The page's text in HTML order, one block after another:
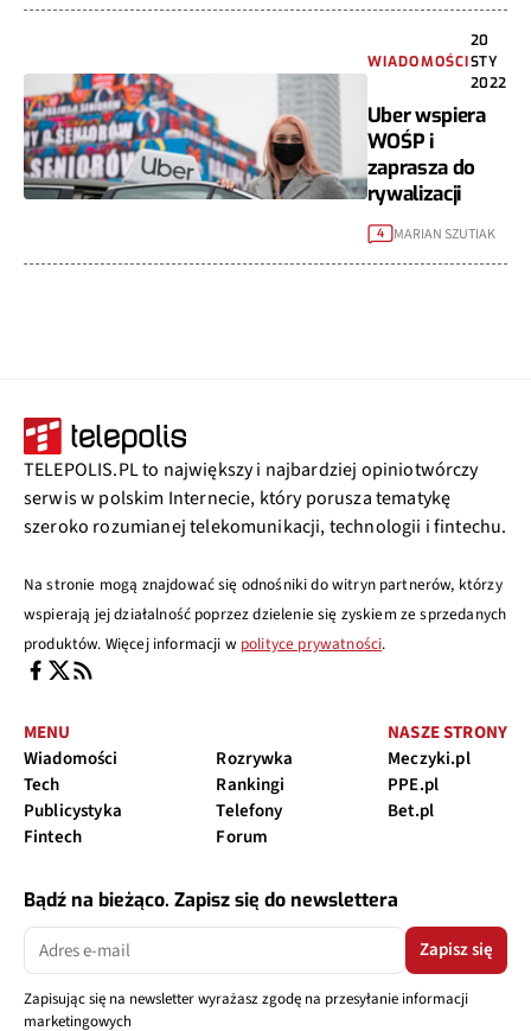
WIADOMOŚCI
20
STY
2022
Uber wspiera
WOŚP i
zaprasza do
rywalizacji
4 MARIAN SZUTIAK
TELEPOLIS.PL to największy i najbardziej opiniotwórczy
serwis w polskim Internecie, który porusza tematykę
szeroko rozumianej telekomunikacji, technologii i fintechu.
Na stronie mogą znajdować się odnośniki do witryn partnerów, którzy
wspierają jej działalność poprzez dzielenie się zyskiem ze sprzedanych
produktów. Więcej informacji w polityce prywatności.
MENU
Wiadomości
Tech
Publicystyka
Fintech
Rozrywka
Rankingi
Telefony
Forum
NASZE STRONY
Meczyki.pl
PPE.pl
Bet.pl
Bądź na bieżąco. Zapisz się do newslettera
Zapisz się
Zapisując się na newsletter wyrażasz zgodę na przesyłanie informacji
marketingowych